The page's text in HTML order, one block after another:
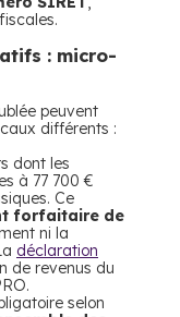
: micro-
peuvent
différents :
dont les
à 77 700 €
Ce
forfaitaire de
ni la
déclaration
de revenus du
selon